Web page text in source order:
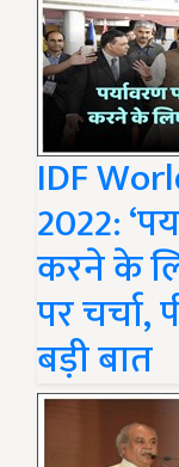
IDF
2022:
करने के
पर
बड़ी बात